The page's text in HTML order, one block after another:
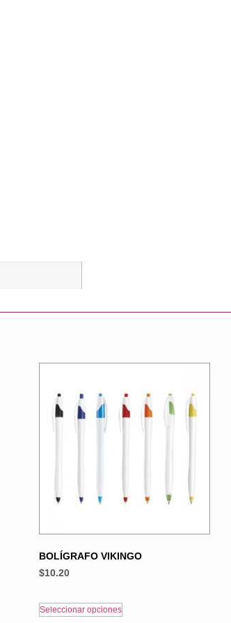
BOLÍGRAFO VIKINGO
$10.20
Seleccionar opciones